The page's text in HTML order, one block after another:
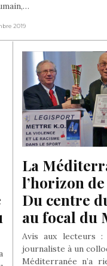
2019
La
l’horizon de
Du centre
au focal du
Avis aux lecteurs :
journaliste à un
Méditerranée n’a